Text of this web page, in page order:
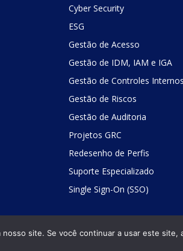
Cyber Security
ESG
Gestão de Acesso
Gestão de IDM, IAM e IGA
Gestão de Controles Internos
Gestão de Riscos
Gestão de Auditoria
Projetos GRC
Redesenho de Perfis
Suporte Especializado
Single Sign-On (SSO)
site. Se você continuar a usar este